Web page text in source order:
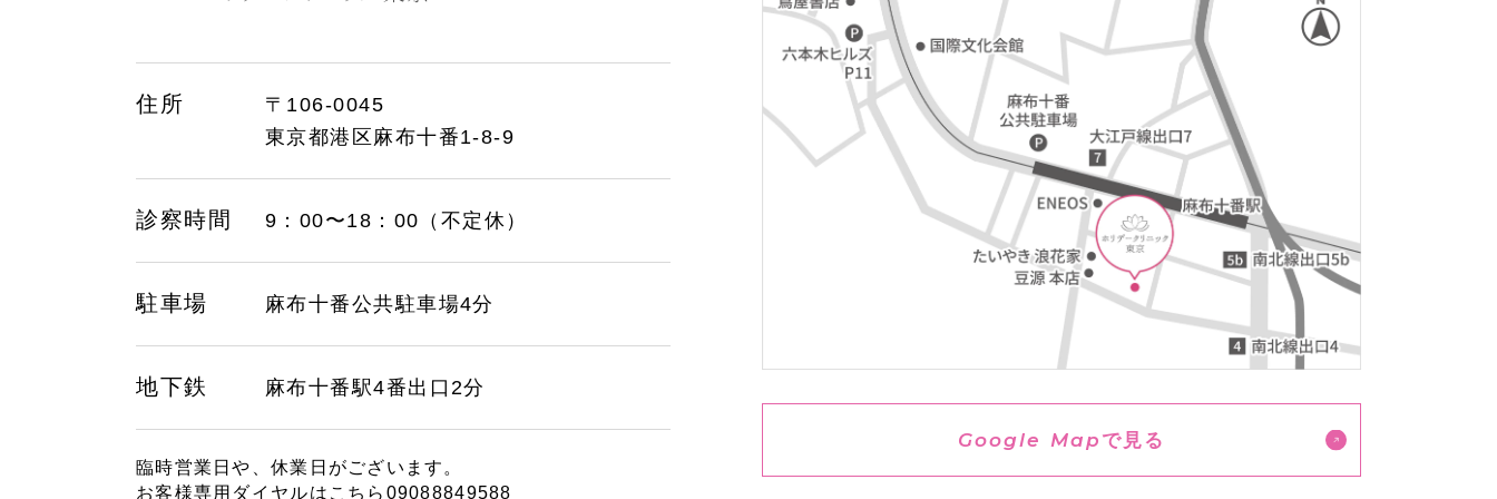
住所
〒106-0045
東京都港区麻布十番1-8-9
診察時間 9：00〜18：00（不定休）
駐車場 麻布十番公共駐車場4分
地下鉄 麻布十番駅4番出口2分
臨時営業日や、休業日がございます。
お客様専用ダイヤルはこちら 09088849588
Google Map で見る